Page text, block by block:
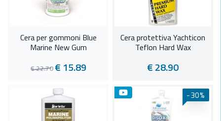
Cera per gommoni Blue
Marine New Gum
€ 22.70€ 15.89
Cera protettiva Yachticon
Teflon Hard Wax
€ 28.90
-30%